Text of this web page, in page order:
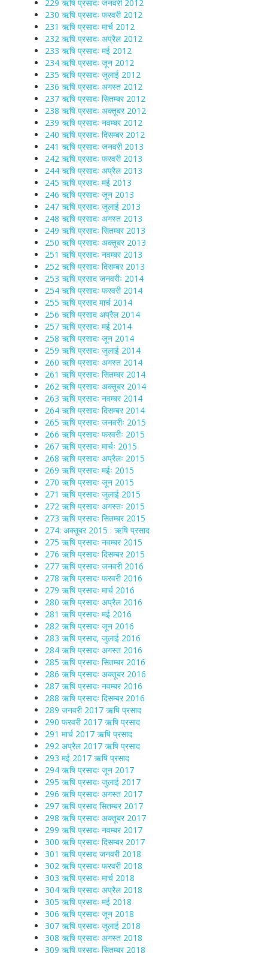
229 ऋषि प्रसादः जनवरी 2012
230 ऋषि प्रसादः फरवरी 2012
231 ऋषि प्रसादः मार्च 2012
232 ऋषि प्रसादः अप्रैल 2012
233 ऋषि प्रसादः मई 2012
234 ऋषि प्रसादः जून 2012
235 ऋषि प्रसादः जुलाई 2012
236 ऋषि प्रसादः अगस्त 2012
237 ऋषि प्रसादः सितम्बर 2012
238 ऋषि प्रसादः अक्तूबर 2012
239 ऋषि प्रसादः नवम्बर 2012
240 ऋषि प्रसादः दिसम्बर 2012
241 ऋषि प्रसादः जनवरी 2013
242 ऋषि प्रसादः फरवरी 2013
244 ऋषि प्रसादः अप्रैल 2013
245 ऋषि प्रसादः मई 2013
246 ऋषि प्रसादः जून 2013
247 ऋषि प्रसादः जुलाई 2013
248 ऋषि प्रसादः अगस्त 2013
249 ऋषि प्रसादः सितम्बर 2013
250 ऋषि प्रसादः अक्तूबर 2013
251 ऋषि प्रसादः नवम्बर 2013
252 ऋषि प्रसादः दिसम्बर 2013
253 ऋषि प्रसाद जनवरीः 2014
254 ऋषि प्रसादः फरवरी 2014
255 ऋषि प्रसाद मार्च 2014
256 ऋषि प्रसाद अप्रैल 2014
257 ऋषि प्रसादः मई 2014
258 ऋषि प्रसादः जून 2014
259 ऋषि प्रसादः जुलाई 2014
260 ऋषि प्रसादः अगस्त 2014
261 ऋषि प्रसादः सितम्बर 2014
262 ऋषि प्रसादः अक्तूबर 2014
263 ऋषि प्रसादः नवम्बर 2014
264 ऋषि प्रसादः दिसम्बर 2014
265 ऋषि प्रसादः जनवरीः 2015
266 ऋषि प्रसादः फरवरीः 2015
267 ऋषि प्रसादः मार्चः 2015
268 ऋषि प्रसादः अप्रैलः 2015
269 ऋषि प्रसादः मईः 2015
270 ऋषि प्रसादः जून 2015
271 ऋषि प्रसादः जुलाई 2015
272 ऋषि प्रसादः अगस्तः 2015
273 ऋषि प्रसादः सितम्बर 2015
274: अक्तूबर 2015 : ऋषि प्रसाद
275 ऋषि प्रसादः नवम्बर 2015
276 ऋषि प्रसादः दिसम्बर 2015
277 ऋषि प्रसादः जनवरी 2016
278 ऋषि प्रसादः फरवरी 2016
279 ऋषि प्रसादः मार्च 2016
280 ऋषि प्रसादः अप्रैल 2016
281 ऋषि प्रसादः मई 2016
282 ऋषि प्रसादः जून 2016
283 ऋषि प्रसाद, जुलाई 2016
284 ऋषि प्रसादः अगस्त 2016
285 ऋषि प्रसादः सितम्बर 2016
286 ऋषि प्रसादः अक्तूबर 2016
287 ऋषि प्रसादः नवम्बर 2016
288 ऋषि प्रसादः दिसम्बर 2016
289 जनवरी 2017 ऋषि प्रसाद
290 फरवरी 2017 ऋषि प्रसाद
291 मार्च 2017 ऋषि प्रसाद
292 अप्रैल 2017 ऋषि प्रसाद
293 मई 2017 ऋषि प्रसाद
294 ऋषि प्रसादः जून 2017
295 ऋषि प्रसादः जुलाई 2017
296 ऋषि प्रसादः अगस्त 2017
297 ऋषि प्रसाद सितम्बर 2017
298 ऋषि प्रसादः अक्तूबर 2017
299 ऋषि प्रसादः नवम्बर 2017
300 ऋषि प्रसादः दिसम्बर 2017
301 ऋषि प्रसाद जनवरी 2018
302 ऋषि प्रसादः फरवरी 2018
303 ऋषि प्रसादः मार्च 2018
304 ऋषि प्रसादः अप्रैल 2018
305 ऋषि प्रसादः मई 2018
306 ऋषि प्रसादः जून 2018
307 ऋषि प्रसादः जुलाई 2018
308 ऋषि प्रसादः अगस्त 2018
309 ऋषि प्रसादः सितम्बर 2018